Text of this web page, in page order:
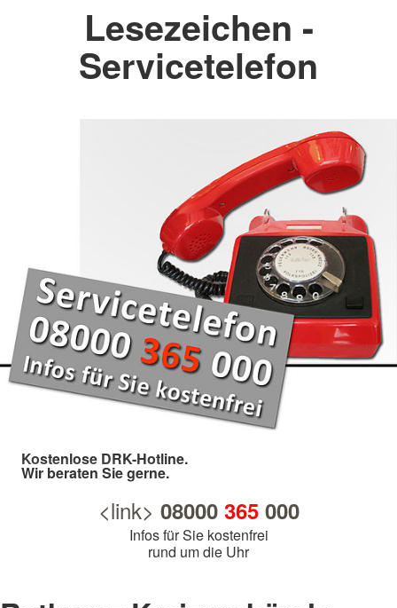
Lesezeichen -
Servicetelefon
Kostenlose DRK-Hotline.
Wir beraten Sie gerne.
<link> 08000 365000
Infos für Sie kostenfrei
rund um die Uhr